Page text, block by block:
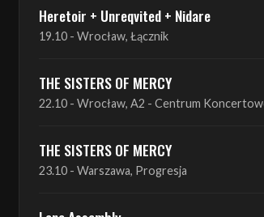
07.10 - Warszawa, Oczki
19.10 - Wrocław, Łącznik
22.10 - Wrocław, A2 - Centrum Koncertowe
23.10 - Warszawa, Progresja